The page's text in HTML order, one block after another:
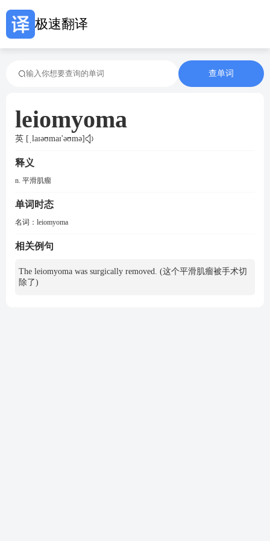
极速翻译
查单词
leiomyoma
英 [ˌlaɪəʊmaɪ'əʊmə]
释义
n. 平滑肌瘤
单词时态
名词： leiomyoma
相关例句
The leiomyoma was surgically removed. (这个平滑肌瘤被手术切
除了)